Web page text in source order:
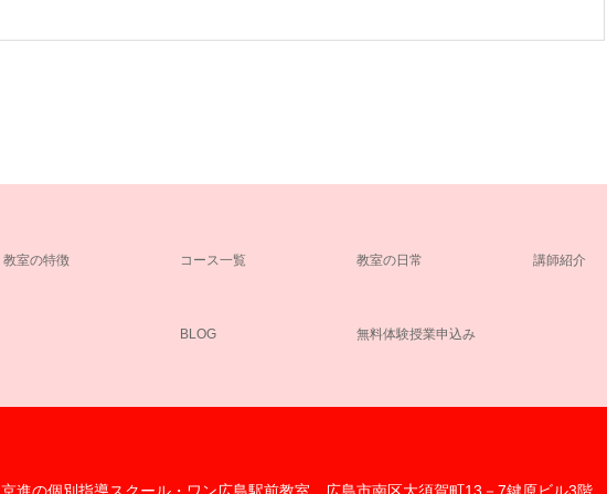
教室の特徴 コース一覧 教室の日常 講師紹介
BLOG 無料体験授業申込み